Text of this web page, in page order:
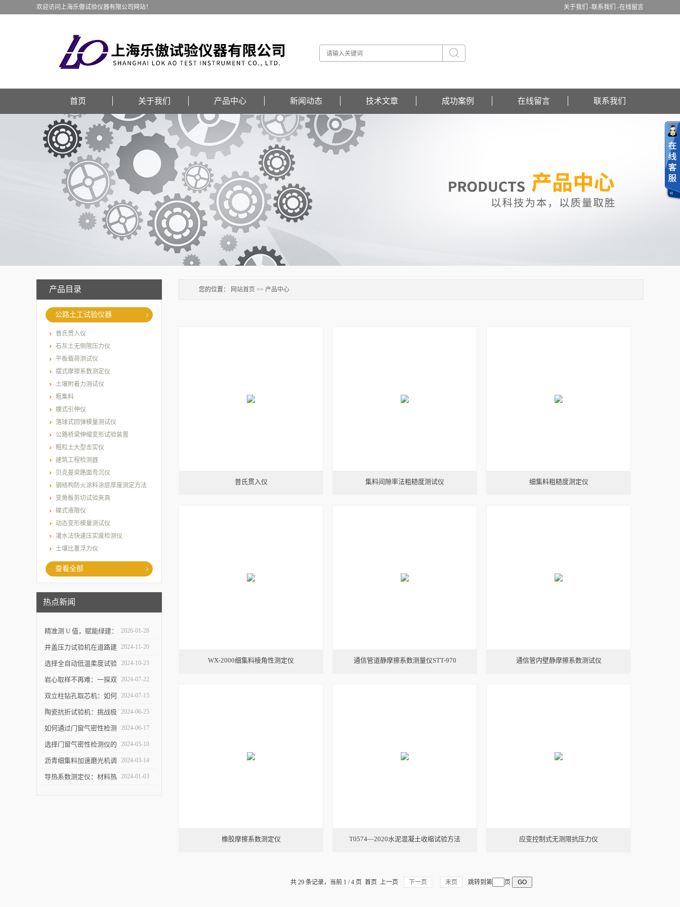
关于我们 -联系我们 -在线留言
欢迎访问上海乐傲试验仪器有限公司网站！
首页 关于我们 产品中心 新闻动态 技术文章 成功案例 在线留言 联系我们
产品目录
公路土工试验仪器
普氏贯入仪
石灰土无侧限压力仪
平板载荷测试仪
摆式摩擦系数测定仪
土壤附着力测试仪
粗集料
蝶式引伸仪
落球式回弹模量测试仪
公路桥梁伸缩变形试验装置
粗粒土大型击实仪
建筑工程检测器
贝克曼梁路面弯沉仪
钢结构防火涂料涂层厚度测定方法
变角板剪切试验夹具
碟式液限仪
动态变形模量测试仪
灌水法快速压实度检测仪
土壤比重浮力仪
查看全部
热点新闻
精准测 U 值，赋能绿建：
上海乐傲的传热系数测量
仪守护建筑节能底线
2026-01-28
井盖压力试验机在道路建
设中的作用是什么？
2024-11-20
选择全自动低温柔度试验
仪，需要注意哪些事项？
2024-10-23
岩心取样不再难：一探双
立柱钻孔取芯机的奥秘
2024-07-22
双立柱钻孔取芯机：如何
提高地质取样的精确度与
效率？
2024-07-15
陶瓷抗折试验机：挑战极
限，提升可能
2024-06-25
如何通过门窗气密性检测
仪节能？
2024-06-17
选择门窗气密性检测仪的
关键因素是什么？
2024-05-10
沥青细集料加速磨光机调
试完毕紧急发货
2024-03-14
导热系数测定仪：材料热 2024-01-03
您的位置： 网站首页 >> 产品中心
普氏贯入仪 集料间隙率法粗糙度测试仪 细集料粗糙度测定仪
WX-2000细集料棱角性测定仪 通信管道静摩擦系数测量仪STT-970 通信管内壁静摩擦系数测试仪
橡胶摩擦系数测定仪 T0574—2020水泥混凝土收缩试验方法 应变控制式无测限抗压力仪
共 29 条记录，当前 1 / 4 页 首页 上一页 下一页 末页 跳转到第 页